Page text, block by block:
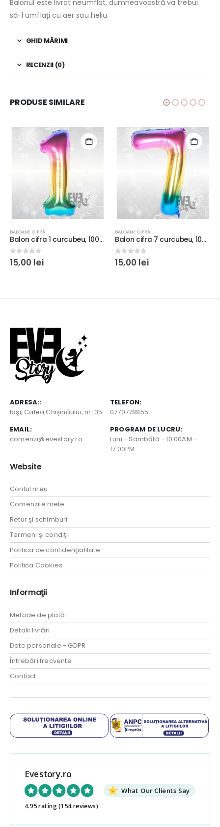
Balonul este livrat neumflat, dumneavoastră va trebui
să-l umflați cu aer sau heliu.
GHID MĂRIMI
RECENZII (0)
PRODUSE SIMILARE
BALOANE CIFRĂ
Balon cifra 7 curcubeu, 100 cm
0out of 5
15,00lei
BALOANE CIFRĂ
Balon cifra 4 curcubeu, 100 cm
0out of 5
15,00lei
ADRESA::
Iaşi, Calea Chişinăului, nr. 35
TELEFON:
0770778855
EMAIL:
comenzi@evestory.ro
PROGRAM DE LUCRU:
Luni - Sâmbătă - 10:00AM -
17:00PM
Website
Contul meu
Comenzile mele
Retur şi schimburi
Termeni şi condiţii
Politica de confidenţialitate
Politica Cookies
Informaţii
Metode de plată
Detalii livrări
Date personale - GDPR
Întrebări frecvente
Contact
Evestory.ro
What Our Clients Say
4.95 rating(154 reviews)